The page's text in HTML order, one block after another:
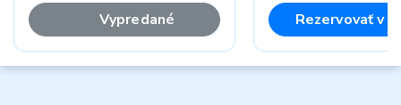
Vypredané Rezervovať v